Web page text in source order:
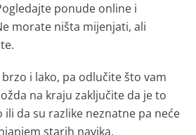
ponude online i
morate ništa mijenjati, ali
brzo i lako, pa odlučite što vam
na kraju zaključite da je to
da su razlike neznatne pa neće
starih navika.